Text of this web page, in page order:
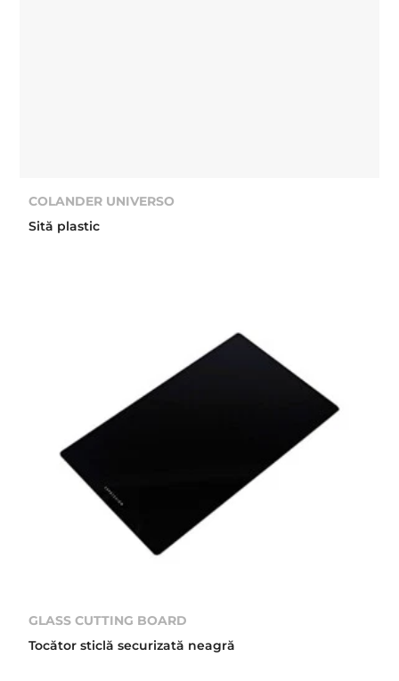
COLANDER UNIVERSO
Sită plastic
GLASS CUTTING BOARD
Tocător sticlă securizată neagră